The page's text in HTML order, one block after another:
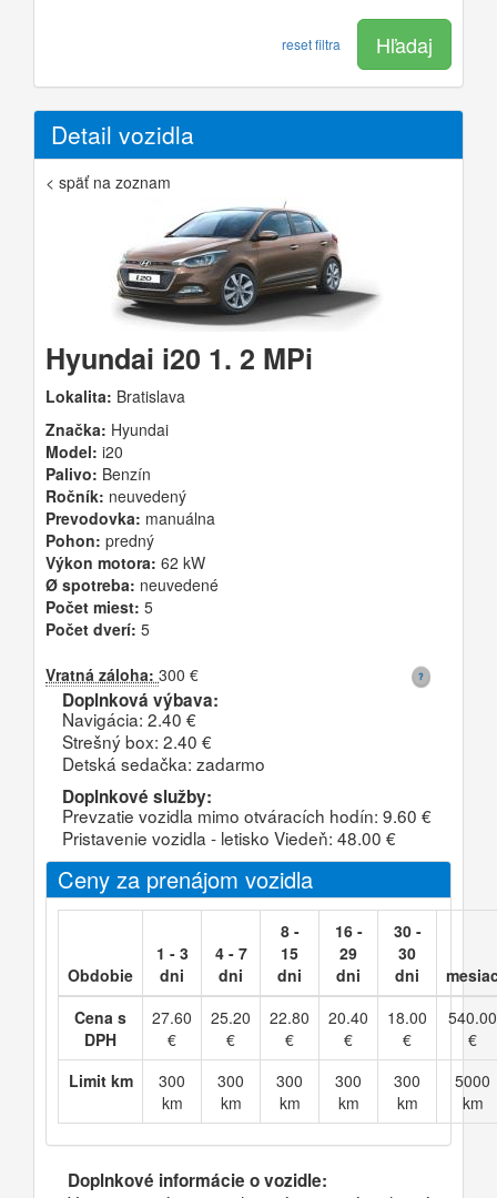
reset filtra Hľadaj
Detail vozidla
< späť na zoznam
Hyundai i20 1. 2 MPi
Lokalita: Bratislava
Značka: Hyundai
Model: i20
Palivo: Benzín
Ročník: neuvedený
Prevodovka: manuálna
Pohon: predný
Výkon motora: 62 kW
Ø spotreba: neuvedené
Počet miest: 5
Počet dverí: 5
Vratná záloha: 300 €
Doplnková výbava:
Navigácia: 2.40 €
Strešný box: 2.40 €
Detská sedačka: zadarmo
Doplnkové služby:
Prevzatie vozidla mimo otváracích hodín: 9.60 €
Pristavenie vozidla - letisko Viedeň: 48.00 €
Ceny za prenájom vozidla
Obdobie
1 - 3
dni
4 - 7
dni
8 -
15
dni
16 -
29
dni
30 -
30
dni
Cena s
DPH
27.60
€
25.20
€
22.80
€
20.40
€
18.00
€
540.00
€
Limit km
300
km
300
km
300
km
300
km
300
km
5000
km
Doplnkové informácie o vozidle: